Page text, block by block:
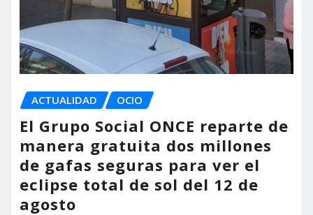
ACTUALIDAD OCIO
El Grupo Social ONCE reparte de
manera gratuita dos millones
de gafas seguras para ver el
eclipse total de sol del 12 de
agosto